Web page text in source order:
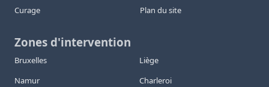
Curage
Plan du site
Zones d'intervention
Bruxelles
Liège
Namur
Charleroi